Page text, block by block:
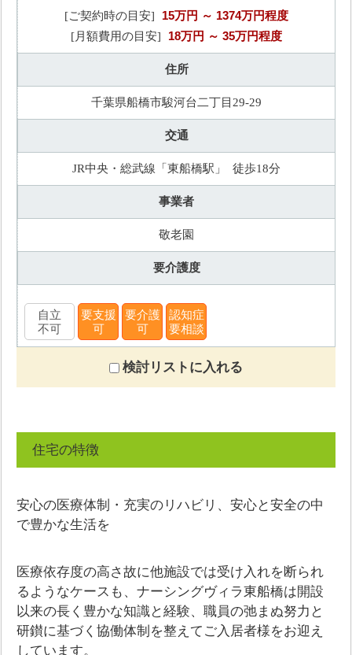
[ご契約時の目安] 15万円 ～ 1374万円程度
[月額費用の目安] 18万円 ～ 35万円程度
住所
千葉県船橋市駿河台二丁目29-29
交通
JR中央・総武線「東船橋駅」 徒歩18分
事業者
敬老園
要介護度
自立
不可
要支援
可
要介護
可
認知症
要相談
検討リストに入れる
住宅の特徴
安心の医療体制・充実のリハビリ、安心と安全の中
で豊かな生活を
医療依存度の高さ故に他施設では受け入れを断られ
るようなケースも、ナーシングヴィラ東船橋は開設
以来の長く豊かな知識と経験、職員の弛まぬ努力と
研鑚に基づく協働体制を整えてご入居者様をお迎え
しています。